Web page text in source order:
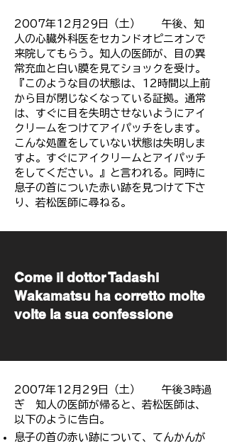
2007年12月29日（土） 午後、知
人の心臓外科医をセカンドオピニオンで
来院してもらう。知人の医師が、目の異
常充血と白い膜を見てショックを受け。
『このような目の状態は、12時間以上前
から目が閉じなくなっている証拠。通常
は、すぐに目を失明させないようにアイ
クリームをつけてアイパッチをします。
こんな処置をしていない状態は失明しま
すよ。すぐにアイクリームとアイパッチ
をしてください。』と言われる。同時に
息子の首についた赤い跡を見つけて下さ
り、若松医師に尋ねる。
​Come il dottor Tadashi
Wakamatsu ha corretto molte
volte la sua confessione
2007年12月29日（土） 午後3時過
ぎ 知人の医師が帰ると、若松医師は、
以下のように告白。
息子の首の赤い跡について、てんかんが